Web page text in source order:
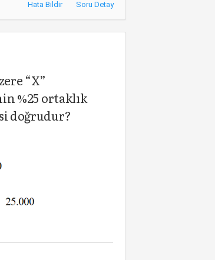
Hata Bildir Soru Detay
“X”
%25 ortaklık
doğrudur?